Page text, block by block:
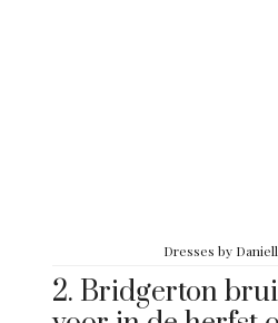
Dresses by
2. Bridgerton